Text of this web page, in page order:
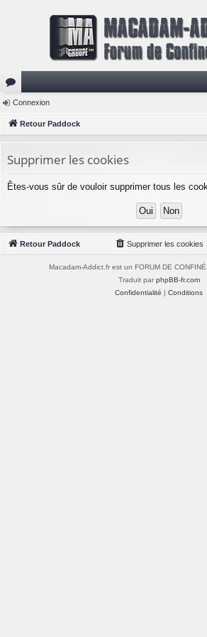
or
u
s
Connexion
Retour Paddock
Supprimer les cookies
Êtes-vous sûr de vouloir supprimer tous les
Retour Paddock Supprimer les cookies
Macadam-Addict.fr est un FORUM DE
Traduit par phpBB-fr.com
Confidentialité | Conditions